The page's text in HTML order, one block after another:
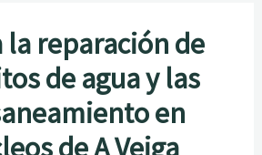
la reparación de
de agua y las
en
de A Veiga